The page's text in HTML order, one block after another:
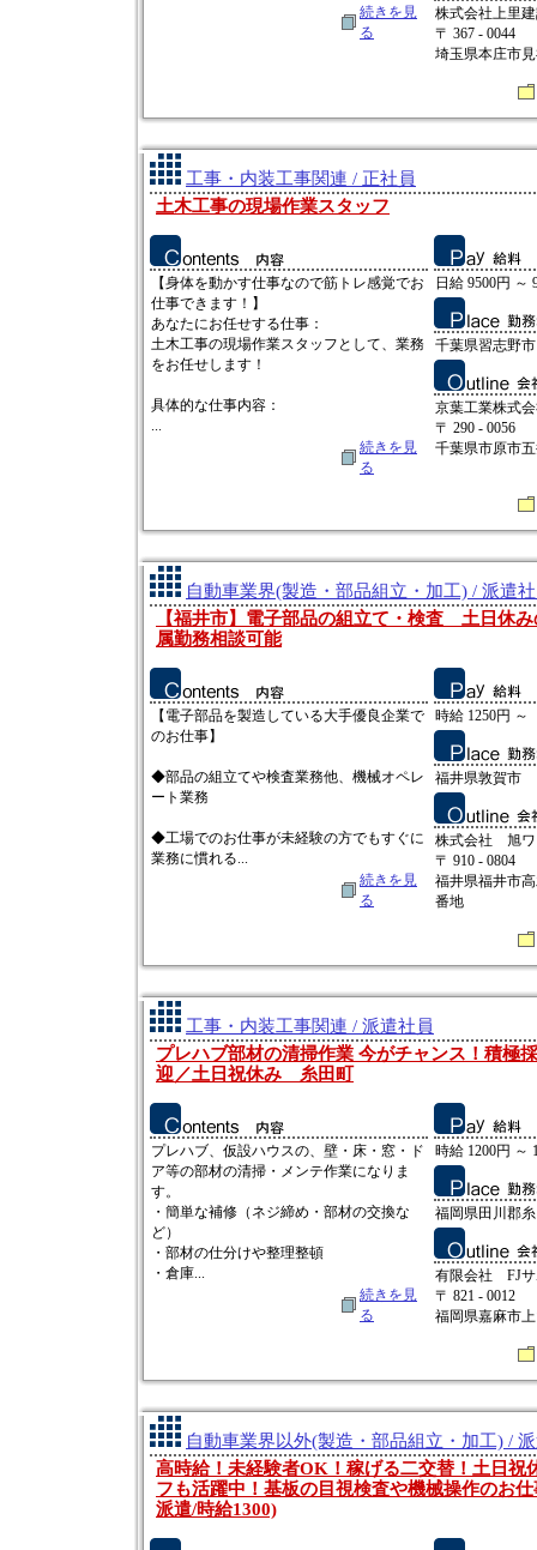
続きを見
る
株式会社上里
〒 367 - 0044
埼玉県本庄市
工事・内装工事関連 / 正社員
土木工事の現場作業スタッフ
【身体を動かす仕事なので筋トレ感覚でお
仕事できます！】
あなたにお任せする仕事：
土木工事の現場作業スタッフとして、業務
をお任せします！
具体的な仕事内容：
...
続きを見
る
日給 9500円 ～
千葉県習志野市
京葉工業株式
〒 290 - 0056
千葉県市原市五
自動車業界(製造・部品組立・加工) / 派遣
【福井市】電子部品の組立て・検査 土日休
属勤務相談可能
【電子部品を製造している大手優良企業で
のお仕事】
◆部品の組立てや検査業務他、機械オペレ
ート業務
◆工場でのお仕事が未経験の方でもすぐに
業務に慣れる...
続きを見
る
時給 1250円 ～
福井県敦賀市
株式会社 旭ワ
〒 910 - 0804
福井県福井市
番地
工事・内装工事関連 / 派遣社員
プレハブ部材の清掃作業 今がチャンス！積極
迎／土日祝休み 糸田町
プレハブ、仮設ハウスの、壁・床・窓・ド
ア等の部材の清掃・メンテ作業になりま
す。
・簡単な補修（ネジ締め・部材の交換な
ど）
・部材の仕分けや整理整頓
・倉庫...
続きを見
る
時給 1200円 ～
福岡県田川郡
有限会社 FJサ
〒 821 - 0012
福岡県嘉麻市
自動車業界以外(製造・部品組立・加工) /
高時給！未経験者OK！稼げる二交替！土日祝
フも活躍中！基板の目視検査や機械操作のお
派遣/時給1300)